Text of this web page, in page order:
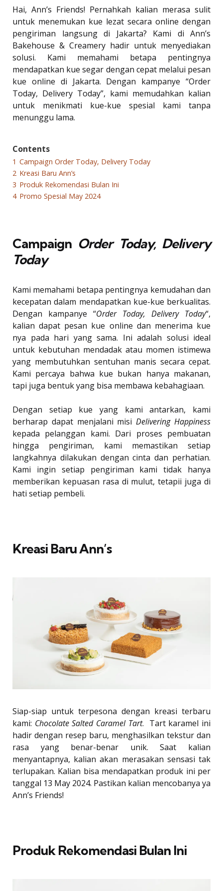
Hai, Ann’s Friends! Pernahkah kalian merasa sulit
untuk menemukan kue lezat secara online dengan
pengiriman langsung di Jakarta? Kami di Ann’s
Bakehouse & Creamery hadir untuk menyediakan
solusi. Kami memahami betapa pentingnya
mendapatkan kue segar dengan cepat melalui pesan
kue online di Jakarta. Dengan kampanye “Order
Today, Delivery Today”, kami memudahkan kalian
untuk menikmati kue-kue spesial kami tanpa
menunggu lama.
Contents
1 Campaign Order Today, Delivery Today
2 Kreasi Baru Ann’s
3 Produk Rekomendasi Bulan Ini
4 Promo Spesial May 2024
Campaign Order Today, Delivery
Today
Kami memahami betapa pentingnya kemudahan dan
kecepatan dalam mendapatkan kue-kue berkualitas.
Dengan kampanye “Order Today, Delivery Today“,
kalian dapat pesan kue online dan menerima kue
nya pada hari yang sama. Ini adalah solusi ideal
untuk kebutuhan mendadak atau momen istimewa
yang membutuhkan sentuhan manis secara cepat.
Kami percaya bahwa kue bukan hanya makanan,
tapi juga bentuk yang bisa membawa kebahagiaan.
Dengan setiap kue yang kami antarkan, kami
berharap dapat menjalani misiDelivering Happiness
kepada pelanggan kami. Dari proses pembuatan
hingga pengiriman, kami memastikan setiap
langkahnya dilakukan dengan cinta dan perhatian.
Kami ingin setiap pengiriman kami tidak hanya
memberikan kepuasan rasa di mulut, tetapii juga di
hati setiap pembeli.
Kreasi Baru Ann’s
Siap-siap untuk terpesona dengan kreasi terbaru
kami: Chocolate Salted Caramel Tart. Tart karamel ini
hadir dengan resep baru, menghasilkan tekstur dan
rasa yang benar-benar unik. Saat kalian
menyantapnya, kalian akan merasakan sensasi tak
terlupakan. Kalian bisa mendapatkan produk ini per
tanggal 13 May 2024. Pastikan kalian mencobanya ya
Ann’s Friends!
Produk Rekomendasi Bulan Ini